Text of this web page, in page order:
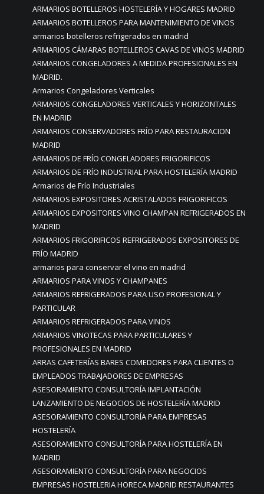
ARMARIOS BOTELLEROS HOSTELERÍA Y HOGARES MADRID
ARMARIOS BOTELLEROS PARA MANTENIMIENTO DE VINOS
armarios botelleros refrigerados en madrid
ARMARIOS CÁMARAS BOTELLEROS CAVAS DE VINOS MADRID
ARMARIOS CONGELADORES A MEDIDA PROFESIONALES EN
MADRID.
Armarios Congeladores Verticales
ARMARIOS CONGELADORES VERTICALES Y HORIZONTALES
EN MADRID
ARMARIOS CONSERVADORES FRÍO PARA RESTAURACION
MADRID
ARMARIOS DE FRÍO CONGELADORES FRIGORIFICOS
ARMARIOS DE FRÍO INDUSTRIAL PARA HOSTELERÍA MADRID
Armarios de Frío Industriales
ARMARIOS EXPOSITORES ACRISTALADOS FRIGORIFICOS
ARMARIOS EXPOSITORES VINO CHAMPAN REFRIGERADOS EN
MADRID
ARMARIOS FRIGORIFICOS REFRIGERADOS EXPOSITORES DE
FRÍO MADRID
armarios para conservar el vino en madrid
ARMARIOS PARA VINOS Y CHAMPANES
ARMARIOS REFRIGERADOS PARA USO PROFESIONAL Y
PARTICULAR
ARMARIOS REFRIGERADOS PARA VINOS
ARMARIOS VINOTECAS PARA PARTICULARES Y
PROFESIONALES EN MADRID
ARRAS CAFETERÍAS BARES COMEDORES PARA CLIENTES O
EMPLEADOS TRABAJADORES DE EMPRESAS
ASESORAMIENTO CONSULTORÍA IMPLANTACIÓN
LANZAMIENTO DE NEGOCIOS DE HOSTELERÍA MADRID
ASESORAMIENTO CONSULTORÍA PARA EMPRESAS
HOSTELERÍA
ASESORAMIENTO CONSULTORÍA PARA HOSTELERÍA EN
MADRID
ASESORAMIENTO CONSULTORÍA PARA NEGOCIOS
EMPRESAS HOSTELERIA HORECA MADRID RESTAURANTES